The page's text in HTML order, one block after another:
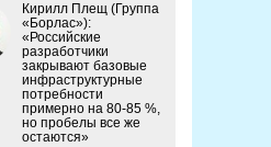
Кирилл Плещ (Группа
«Борлас»):
«Российские
разработчики
закрывают базовые
инфраструктурные
потребности
примерно на 80-85 %,
но пробелы все же
остаются»